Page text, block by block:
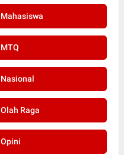
Mahasiswa
MTQ
Nasional
Olah Raga
Opini